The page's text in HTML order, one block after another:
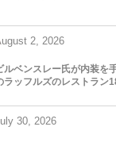
2 2026
ルベンスレー氏が内装を
ラッフルズのレストラン
30 2026